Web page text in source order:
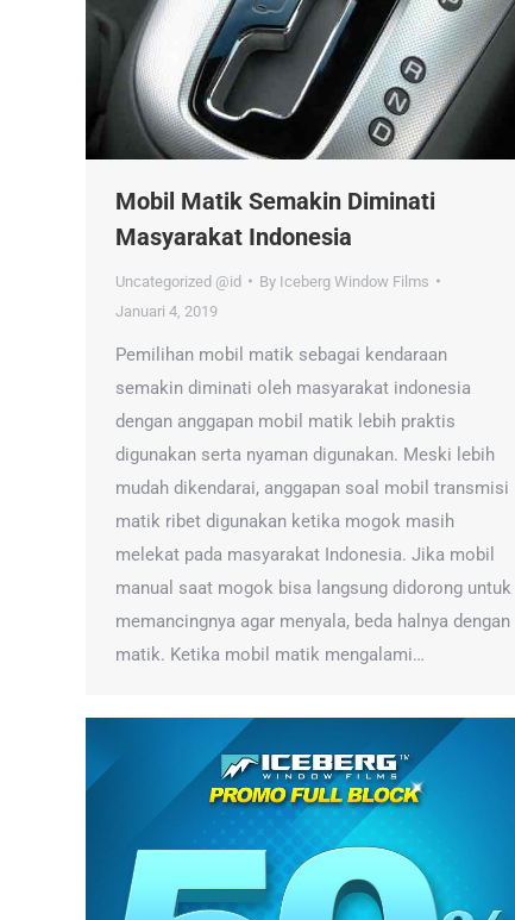
Mobil Matik Semakin Diminati
Masyarakat Indonesia
Uncategorized @id By Iceberg Window Films
Januari 4, 2019
Pemilihan mobil matik sebagai kendaraan
semakin diminati oleh masyarakat indonesia
dengan anggapan mobil matik lebih praktis
digunakan serta nyaman digunakan. Meski lebih
mudah dikendarai, anggapan soal mobil transmisi
matik ribet digunakan ketika mogok masih
melekat pada masyarakat Indonesia. Jika mobil
manual saat mogok bisa langsung didorong untuk
memancingnya agar menyala, beda halnya dengan
matik. Ketika mobil matik mengalami…